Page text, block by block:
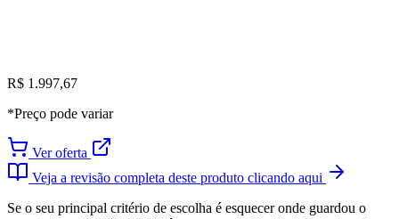
R$ 1.997,67
*Preço pode variar
Ver oferta
Veja a revisão completa deste produto clicando aqui
Se o seu principal critério de escolha é esquecer onde guardou o